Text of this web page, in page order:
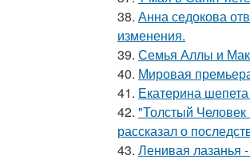
38. Анна седокова
изменения.
39. Семья Аллы и
40. Мировая
41. Екатерина
42. "Толстый Человек
рассказал о
43. Ленивая лазанья